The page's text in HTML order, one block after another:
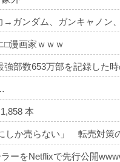
→ガンダム、ガンキャノン
□漫画家ｗｗｗ
強部数653万部を記録した
本
しか売らない」 転売対策
ーをNetflixで先行公開